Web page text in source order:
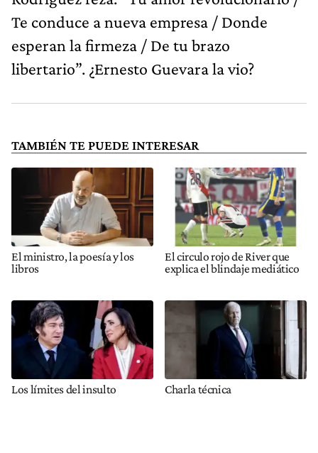
Te conduce a nueva empresa / Donde
esperan la firmeza / De tu brazo
libertario”. ¿Ernesto Guevara la vio?
TAMBIÉN TE PUEDE INTERESAR
El ministro, la poesía y los
libros
El circulo rojo de River que
explica el blindaje mediático
Los límites del insulto Charla técnica